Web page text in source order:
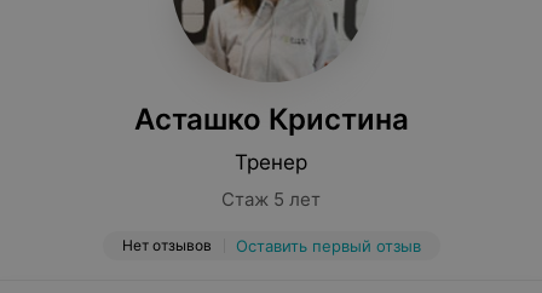
Асташко Кристина
Тренер
Стаж 5 лет
Нет отзывов Оставить первый отзыв